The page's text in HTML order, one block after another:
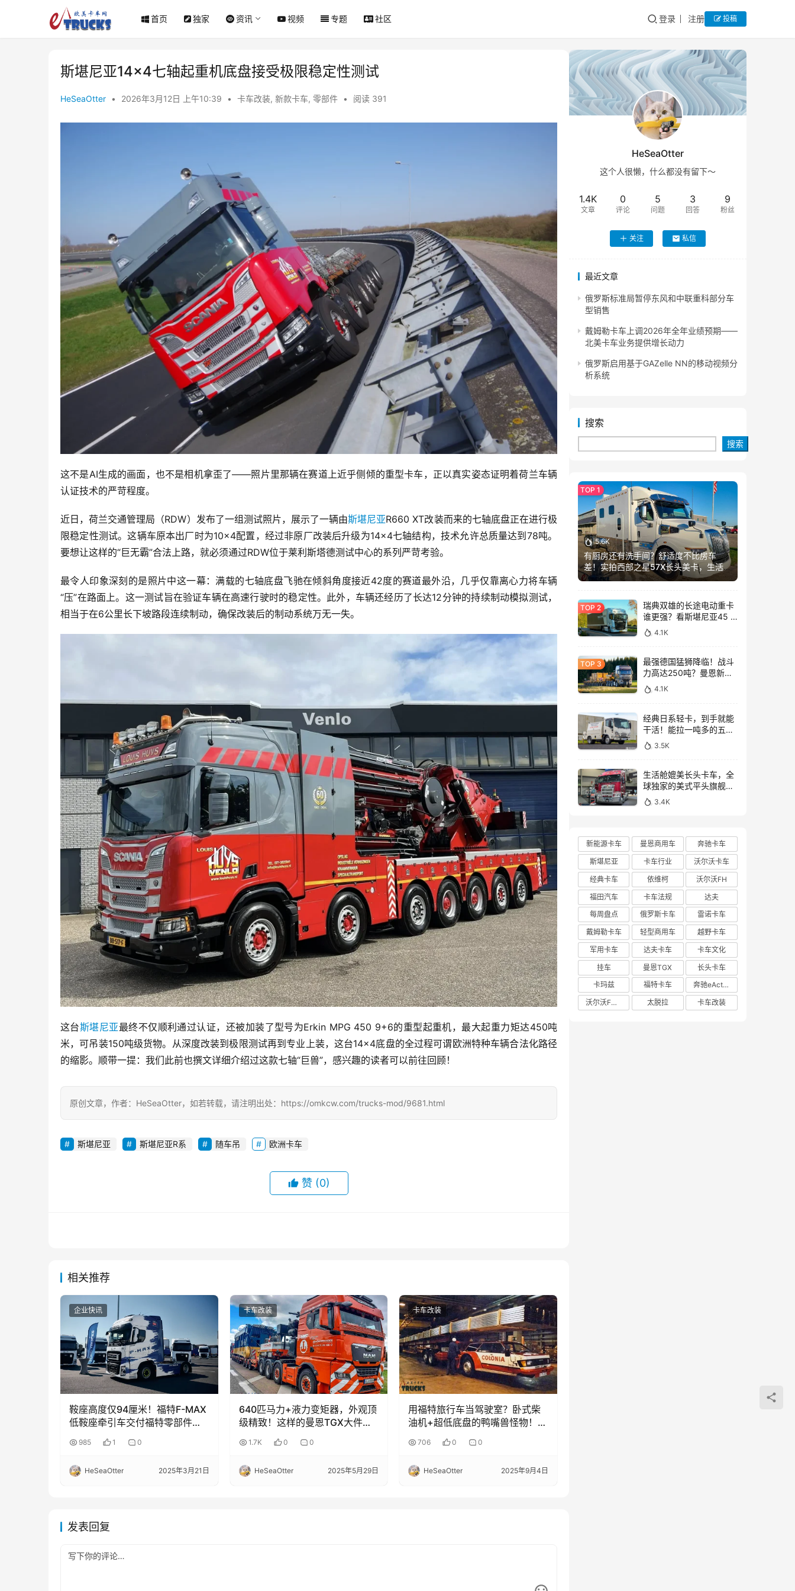
首页 独家 资讯 视频 专题 社区 登录 注册 投稿
斯堪尼亚14×4七轴起重机底盘接受极限稳定性测试
HeSeaOtter • 2026年3月12日 上午10:39 • 卡车改装, 新款卡车, 零部件 • 阅读 391
这不是AI生成的画面，也不是相机拿歪了——照片里那辆在赛道上近乎侧倾的重型卡车，正以真实姿态证明着荷兰车辆
认证技术的严苛程度。
近日，荷兰交通管理局（RDW）发布了一组测试照片，展示了一辆由斯堪尼亚R660 XT改装而来的七轴底盘正在进行极
限稳定性测试。这辆车原本出厂时为10×4配置，经过非原厂改装后升级为14×4七轴结构，技术允许总质量达到78吨。
要想让这样的“巨无霸”合法上路，就必须通过RDW位于莱利斯塔德测试中心的系列严苛考验。
最令人印象深刻的是照片中这一幕：满载的七轴底盘飞驰在倾斜角度接近42度的赛道最外沿，几乎仅靠离心力将车辆
“压”在路面上。这一测试旨在验证车辆在高速行驶时的稳定性。此外，车辆还经历了长达12分钟的持续制动模拟测试，
相当于在6公里长下坡路段连续制动，确保改装后的制动系统万无一失。
这台斯堪尼亚最终不仅顺利通过认证，还被加装了型号为Erkin MPG 450 9+6的重型起重机，最大起重力矩达450吨
米，可吊装150吨级货物。从深度改装到极限测试再到专业上装，这台14×4底盘的全过程可谓欧洲特种车辆合法化路径
的缩影。顺带一提：我们此前也撰文详细介绍过这款七轴“巨兽”，感兴趣的读者可以前往回顾！
原创文章，作者：HeSeaOtter，如若转载，请注明出处：https://omkcw.com/trucks-mod/9681.html
斯堪尼亚 斯堪尼亚R系 随车吊 欧洲卡车
赞 (0)
相关推荐
企业快讯
鞍座高度仅94厘米！福特F-MAX
低鞍座牵引车交付福特零部件物
985 1 0
HeSeaOtter 2025年3月21日
卡车改装
640匹马力+液力变矩器，外观顶
级精致！这样的曼恩TGX大件牵
1.7K 0 0
HeSeaOtter 2025年5月29日
卡车改装
用福特旅行车当驾驶室？卧式柴
油机+超低底盘的鸭嘴兽怪物！回
事
706 0 0
HeSeaOtter 2025年9月4日
发表回复
HeSeaOtter
这个人很懒，什么都没有留下～
1.4K
文章
0
评论
5
问题
3
回答
9
粉丝
关注 私信
最近文章
俄罗斯标准局暂停东风和中联重科部分车
型销售
戴姆勒卡车上调2026年全年业绩预期——
北美卡车业务提供增长动力
俄罗斯启用基于GAZelle NN的移动视频分
析系统
搜索
搜索
5.6K
有厨房还有洗手间？舒适度不比房车
差！实拍西部之星57X长头美卡，生活舱
加长这么多？
瑞典双雄的长途电动重卡
谁更强？看斯堪尼亚45 R
与沃尔沃FH Aero Electric
同台竞技！
4.1K
最强德国猛狮降临！战斗
力高达250吨？曼恩新款
TGX大件牵引车深入解析
4.1K
经典日系轻卡，到手就能
干活！能拉一吨多的五十
铃NLR工作车实拍
3.5K
生活舱媲美长头卡车，全
球独家的美式平头旗舰！
亮相布里斯班卡车展的肯
沃斯K220牵引车实拍
3.4K
新能源卡车 曼恩商用车
奔驰卡车
斯堪尼亚
卡车行业
沃尔沃卡车
经典卡车
依维柯
沃尔沃FH
福田汽车
卡车法规
达夫
每周盘点
俄罗斯卡车
雷诺卡车
戴姆勒卡车
轻型商用车
越野卡车
军用卡车
达夫卡车
卡车文化
挂车
曼恩TGX
长头卡车
卡玛兹
福特卡车
奔驰eActros 600
沃尔沃FH Aero
太脱拉 卡车改装